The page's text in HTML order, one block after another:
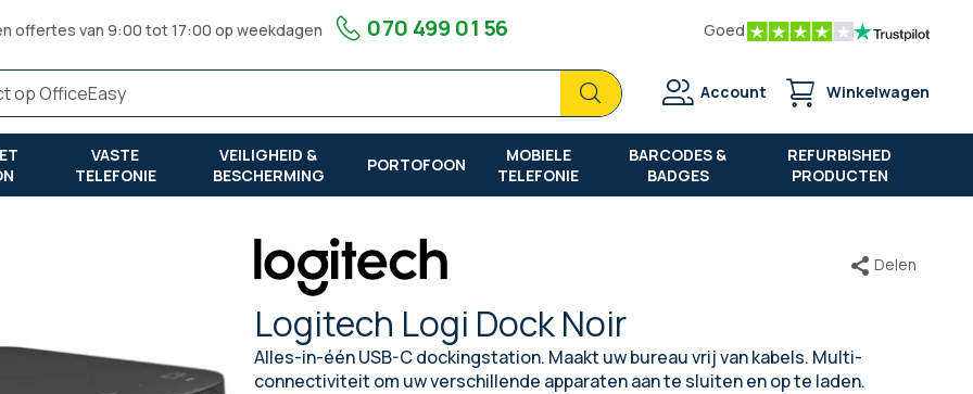
offertes van 9:00 tot 17:00 op weekdagen 070 499 01 56 Goed
Zoek
Zoek
Account Winkelwagen
VASTE
TELEFONIE
VEILIGHEID &
BESCHERMING
PORTOFOON
MOBIELE
TELEFONIE
BARCODES &
BADGES
REFURBISHED
PRODUCTEN
Logitech Logi Dock Noir
Alles-in-één USB-C dockingstation. Maakt uw bureau vrij van kabels. Multi-
connectiviteit om uw verschillende apparaten aan te sluiten en op te laden.
Delen